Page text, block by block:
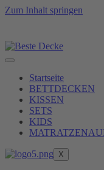
Zum Inhalt springen
Startseite
BETTDECKEN
KISSEN
SETS
KIDS
X